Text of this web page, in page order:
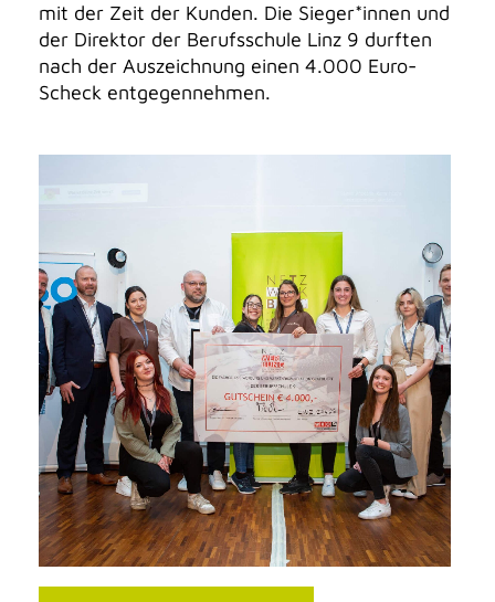
mit der Zeit der Kunden. Die Sieger*innen und
der Direktor der Berufsschule Linz 9 durften
nach der Auszeichnung einen 4.000 Euro-
Scheck entgegennehmen.